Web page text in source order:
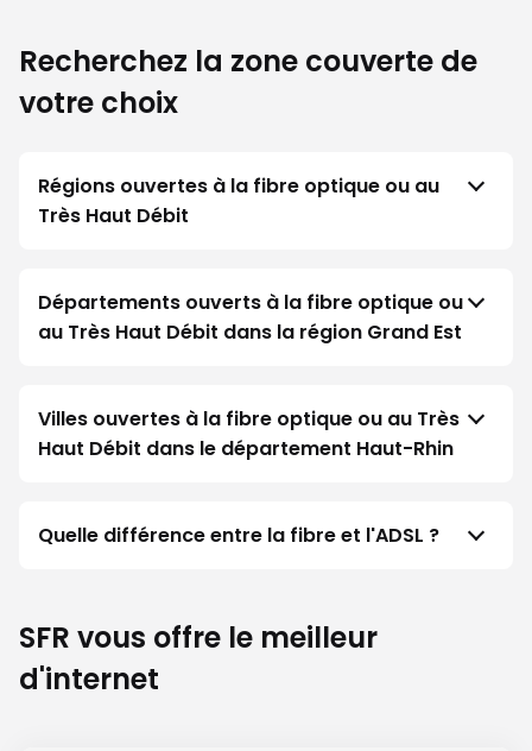
Recherchez la zone couverte de
votre choix
Régions ouvertes à la fibre optique ou au
Très Haut Débit
Départements ouverts à la fibre optique ou
au Très Haut Débit dans la région Grand Est
Villes ouvertes à la fibre optique ou au Très
Haut Débit dans le département Haut-Rhin
Quelle différence entre la fibre et l'ADSL ?
SFR vous offre le meilleur
d'internet